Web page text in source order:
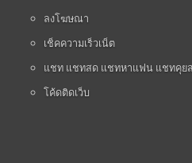
ลงโฆษณา
เช็คความเร็วเน็ต
แชท แชทสด แชทหาแฟน แชทคุย
โค้ดติดเว็บ